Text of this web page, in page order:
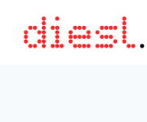
contenido